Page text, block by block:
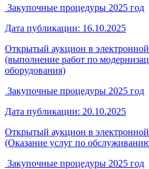
Закупочные процедуры 2025 год
Дата публикации: 16.10.2025
Открытый аукцион в
(выполнение работ по
оборудования)
Закупочные процедуры 2025 год
Дата публикации: 20.10.2025
Открытый аукцион в
(Оказание услуг по
Закупочные процедуры 2025 год